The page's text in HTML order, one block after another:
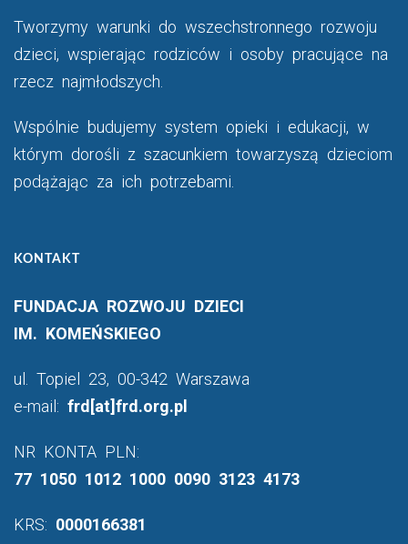
Tworzymy warunki do wszechstronnego rozwoju
dzieci, wspierając rodziców i osoby pracujące na
rzecz najmłodszych.
Wspólnie budujemy system opieki i edukacji, w
którym dorośli z szacunkiem towarzyszą dzieciom
podążając za ich potrzebami.
KONTAKT
FUNDACJA ROZWOJU DZIECI
IM. KOMEŃSKIEGO
ul. Topiel 23, 00-342 Warszawa
e-mail: frd[at]frd.org.pl
NR KONTA PLN:
77 1050 1012 1000 0090 3123 4173
KRS: 0000166381